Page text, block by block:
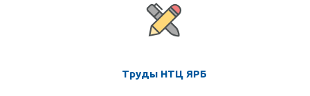
Труды НТЦ ЯРБ